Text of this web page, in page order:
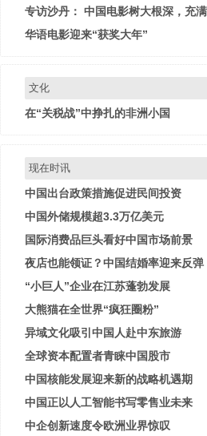
专访沙丹： 中国电影树大根深，充
华语电影迎来“获奖大年”
文化
在“关税战”中挣扎的非洲小国
现在时讯
中国出台政策措施促进民间投资
中国外储规模超3.3万亿美元
国际消费品巨头看好中国市场前景
夜店也能领证？中国结婚率迎来反弹
“小巨人”企业在江苏蓬勃发展
大熊猫在全世界“疯狂圈粉”
异域文化吸引中国人赴中东旅游
全球资本配置者青睐中国股市
中国核能发展迎来新的战略机遇期
中国正以人工智能书写零售业未来
中企创新速度令欧洲业界惊叹